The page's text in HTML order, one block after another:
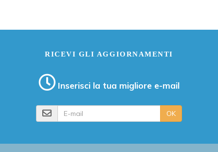
RICEVI GLI AGGIORNAMENTI
Inserisci la tua migliore e-mail
OK